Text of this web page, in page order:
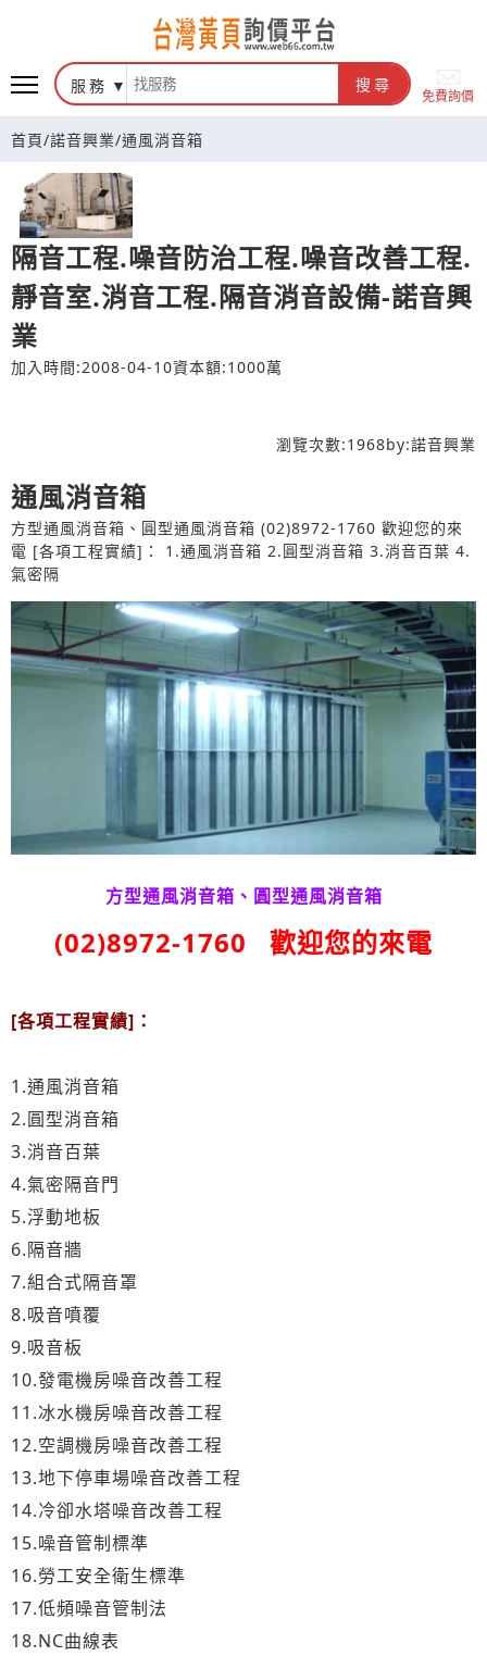
台灣黃頁詢價平台
服務 搜尋
免費詢價
首頁/諾音興業/通風消音箱
隔音工程.噪音防治工程.噪音改善工程.
靜音室.消音工程.隔音消音設備-諾音興
業
加入時間:2008-04-10資本額:1000萬
瀏覽次數:1968by:諾音興業
通風消音箱
方型通風消音箱、圓型通風消音箱 (02)8972-1760 歡迎您的來
電 [各項工程實績]： 1.通風消音箱 2.圓型消音箱 3.消音百葉 4.
氣密隔
方型通風消音箱、圓型通風消音箱
(02)8972-1760 歡迎您的來電
[各項工程實績]：
1.通風消音箱
2.圓型消音箱
3.消音百葉
4.氣密隔音門
5.浮動地板
6.隔音牆
7.組合式隔音罩
8.吸音噴覆
9.吸音板
10.發電機房噪音改善工程
11.冰水機房噪音改善工程
12.空調機房噪音改善工程
13.地下停車場噪音改善工程
14.冷卻水塔噪音改善工程
15.噪音管制標準
16.勞工安全衛生標準
17.低頻噪音管制法
18.NC曲線表